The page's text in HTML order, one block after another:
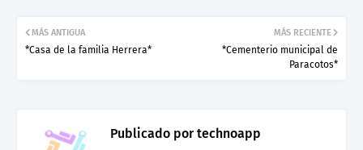
MÁS RECIENTE
*Cementerio municipal de
Paracotos*
MÁS ANTIGUA
*Casa de la familia Herrera*
Publicado portechnoapp